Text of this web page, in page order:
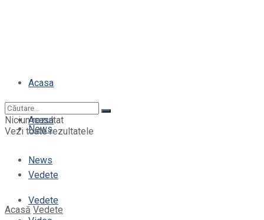
Acasa
News
Vedete
Acasa
News
Vedete
Niciun rezultat
Vezi toate rezultatele
Acasă Vedete